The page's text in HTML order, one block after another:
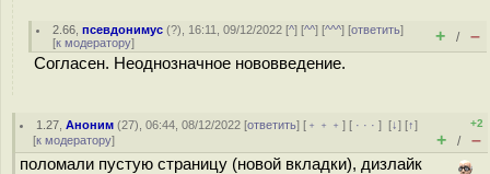
2.66 ,псевдонимус (?), 16:11, 09/12/2022 [^] [^^] [^^^] [ответить]
[к модератору] + / –
Согласен. Неоднозначное нововведение.
1.27 ,Аноним (27), 06:44, 08/12/2022 [ответить] [ ﹢﹢﹢] [ · · ·][↓] [↑]
[к модератору]
+2
+ / –
поломали пустую страницу (новой вкладки), дизлайк